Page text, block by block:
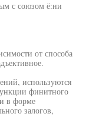
с союзом ё:ни
от способа
используются
финитного
в форме
залогов,